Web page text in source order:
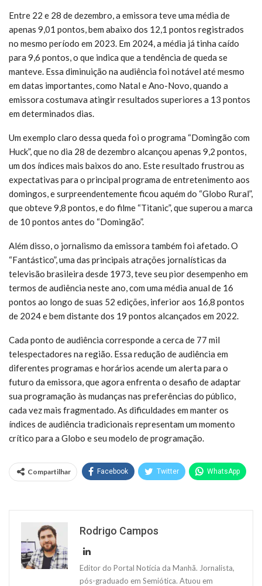
Entre 22 e 28 de dezembro, a emissora teve uma média de
apenas 9,01 pontos, bem abaixo dos 12,1 pontos registrados
no mesmo período em 2023. Em 2024, a média já tinha caído
para 9,6 pontos, o que indica que a tendência de queda se
manteve. Essa diminuição na audiência foi notável até mesmo
em datas importantes, como Natal e Ano-Novo, quando a
emissora costumava atingir resultados superiores a 13 pontos
em determinados dias.
Um exemplo claro dessa queda foi o programa “Domingão com
Huck”, que no dia 28 de dezembro alcançou apenas 9,2 pontos,
um dos índices mais baixos do ano. Este resultado frustrou as
expectativas para o principal programa de entretenimento aos
domingos, e surpreendentemente ficou aquém do “Globo Rural”,
que obteve 9,8 pontos, e do filme “Titanic”, que superou a marca
de 10 pontos antes do “Domingão”.
Além disso, o jornalismo da emissora também foi afetado. O
“Fantástico”, uma das principais atrações jornalísticas da
televisão brasileira desde 1973, teve seu pior desempenho em
termos de audiência neste ano, com uma média anual de 16
pontos ao longo de suas 52 edições, inferior aos 16,8 pontos
de 2024 e bem distante dos 19 pontos alcançados em 2022.
Cada ponto de audiência corresponde a cerca de 77 mil
telespectadores na região. Essa redução de audiência em
diferentes programas e horários acende um alerta para o
futuro da emissora, que agora enfrenta o desafio de adaptar
sua programação às mudanças nas preferências do público,
cada vez mais fragmentado. As dificuldades em manter os
índices de audiência tradicionais representam um momento
crítico para a Globo e seu modelo de programação.
Compartilhar Facebook Twitter WhatsApp
Rodrigo Campos
Editor do Portal Notícia da Manhã. Jornalista,
pós-graduado em Semiótica. Atuou em